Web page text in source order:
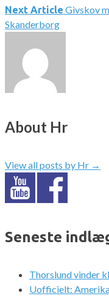
Next Article Givskov
Skanderborg
About Hr
View all posts by Hr →
Seneste
Thorslund vinder
Uofficielt: